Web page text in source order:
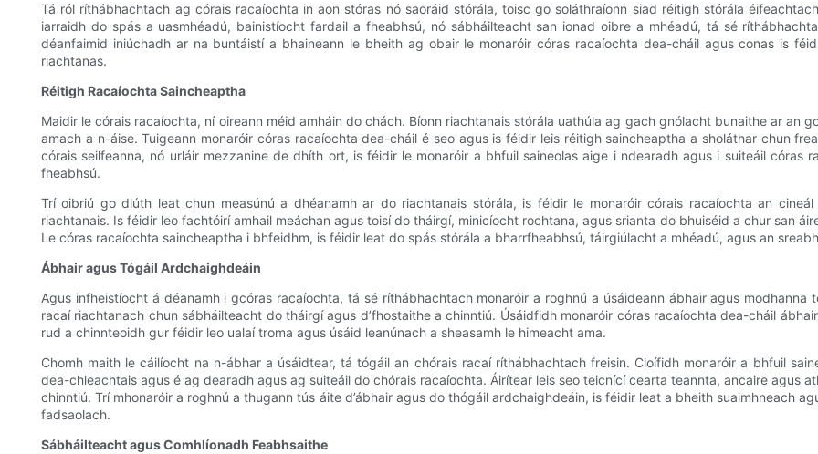
Tá ról ríthábhachtach ag córais racaíochta in aon stóras nó saoráid stórála, toisc go soláthraíonn siad réitigh stórála
iarraidh do spás a uasmhéadú, bainistíocht fardail a fheabhsú, nó sábháilteacht san ionad oibre a mhéadú, tá sé
déanfaimid iniúchadh ar na buntáistí a bhaineann le bheith ag obair le monaróir córas racaíochta dea-cháil agus conas is
riachtanas.
Réitigh Racaíochta Saincheaptha
Maidir le córais racaíochta, ní oireann méid amháin do chách. Bíonn riachtanais stórála uathúla ag gach gnólacht bunaithe ar an
amach a n-áise. Tuigeann monaróir córas racaíochta dea-cháil é seo agus is féidir leis réitigh saincheaptha a sholáthar chun
córais seilfeanna, nó urláir mezzanine de dhíth ort, is féidir le monaróir a bhfuil saineolas aige i ndearadh agus i suiteáil córas
fheabhsú.
Trí oibriú go dlúth leat chun measúnú a dhéanamh ar do riachtanais stórála, is féidir le monaróir córais racaíochta an
riachtanais. Is féidir leo fachtóirí amhail meáchan agus toisí do tháirgí, minicíocht rochtana, agus srianta do bhuiséid a chur san
Le córas racaíochta saincheaptha i bhfeidhm, is féidir leat do spás stórála a bharrfheabhsú, táirgiúlacht a mhéadú, agus an
Ábhair agus Tógáil Ardchaighdeáin
Agus infheistíocht á déanamh i gcóras racaíochta, tá sé ríthábhachtach monaróir a roghnú a úsáideann ábhair agus
racaí riachtanach chun sábháilteacht do tháirgí agus d’fhostaithe a chinntiú. Úsáidfidh monaróir córas racaíochta dea-cháil
rud a chinnteoidh gur féidir leo ualaí troma agus úsáid leanúnach a sheasamh le himeacht ama.
Chomh maith le cáilíocht na n-ábhar a úsáidtear, tá tógáil an chórais racaí ríthábhachtach freisin. Cloífidh monaróir a bhfuil
dea-chleachtais agus é ag dearadh agus ag suiteáil do chórais racaíochta. Áirítear leis seo teicnící cearta teannta, ancaire agus
chinntiú. Trí mhonaróir a roghnú a thugann tús áite d’ábhair agus do thógáil ardchaighdeáin, is féidir leat a bheith suaimhneach
fadsaolach.
Sábháilteacht agus Comhlíonadh Feabhsaithe